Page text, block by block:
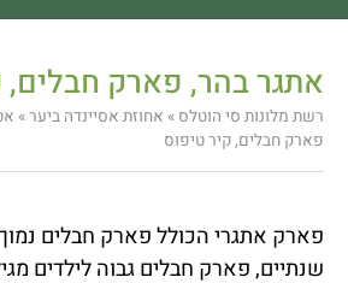
אתגר בהר, פארק חבלים,
רשת מלונות סי הוטלס » אחוזת אסיינדה ביער»
פארק חבלים, קיר טיפוס
פארק אתגרי הכולל פארק חבלים נמוך